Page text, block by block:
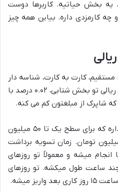
یه بخش حیاتیه. کاربرها دوست
کارمزدی داره. بیاین همه چیز
مستقیم، کارت به کارت، شناسه دار
و حساب به حساب. کارمزد واریز ریالی تو بخش شتابی، ۰.۰۲ درصد با
برداشت ریالی هم سقف روزانه داره که برای سطح یک تا ۵۰ میلیون
و برای سطح دو تا ۳۰۰ میلیون تومان. زمان تسویه برداشت
انجام میشه و معمولاً تو روزهای
ساعت طول میکشه. تو روزهای
میشه.